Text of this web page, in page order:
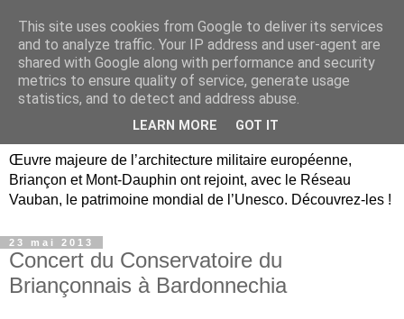
Briançon, Mont-Dauphin,
Vauban Unesco Hautes-
Œuvre majeure de l’architecture militaire européenne,
Briançon et Mont-Dauphin ont rejoint, avec le Réseau
Vauban, le patrimoine mondial de l’Unesco. Découvrez-les !
23 mai 2013
Concert du Conservatoire du
Briançonnais à Bardonnechia
This site uses cookies from Google to deliver its services
and to analyze traffic. Your IP address and user-agent are
shared with Google along with performance and security
metrics to ensure quality of service, generate usage
statistics, and to detect and address abuse.
LEARN MORE GOT IT